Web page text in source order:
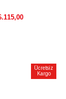
Ücretsiz
Kargo